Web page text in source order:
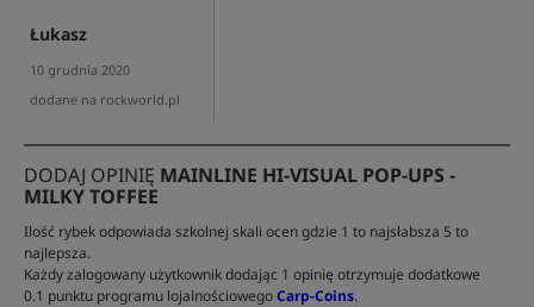
Łukasz
10 grudnia 2020
dodane na rockworld.pl
DODAJ OPINIĘ MAINLINE HI-VISUAL POP-UPS -
MILKY TOFFEE
Ilość rybek odpowiada szkolnej skali ocen gdzie 1 to najsłabsza 5 to
najlepsza.
Każdy zalogowany użytkownik dodając 1 opinię otrzymuje dodatkowe
0.1 punktu programu lojalnościowegoCarp-Coins.